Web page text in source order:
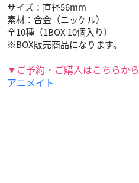
サイズ：直径56mm
素材：合金（ニッケル）
全10種（1BOX 10個入り）
※BOX販売商品になります。
▼ご予約・ご購入はこちらから
アニメイト